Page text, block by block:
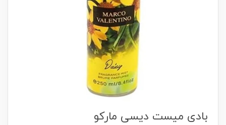
بادی میست دیسی مارکو